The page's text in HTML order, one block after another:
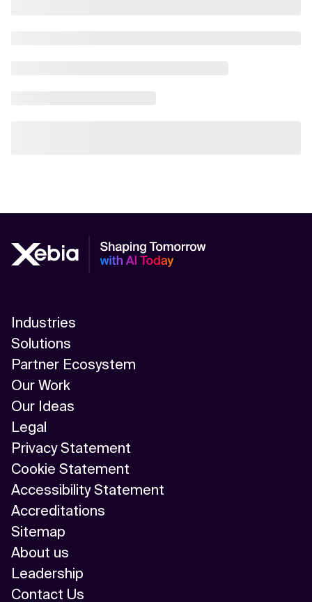
Industries
Solutions
Partner Ecosystem
Our Work
Our Ideas
Legal
Privacy Statement
Cookie Statement
Accessibility Statement
Accreditations
Sitemap
About us
Leadership
Contact Us